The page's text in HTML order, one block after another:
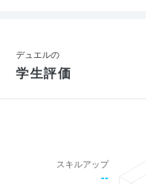
デュエルの
学生評価
スキルアップ
--